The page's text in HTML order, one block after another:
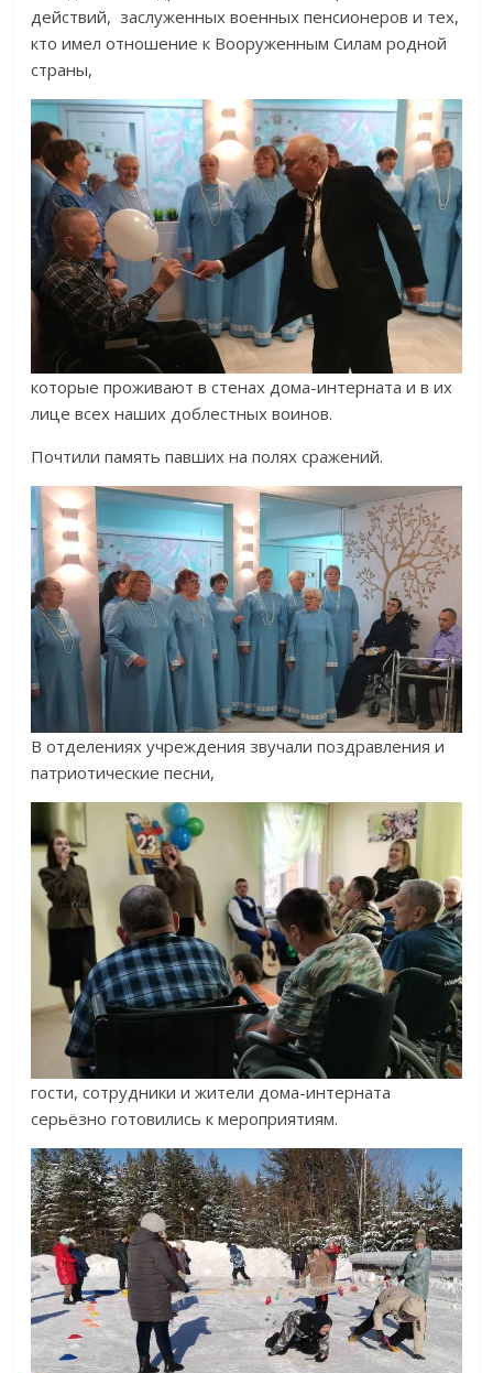
действий, заслуженных военных пенсионеров и тех,
кто имел отношение к Вооруженным Силам родной
страны,
которые проживают в стенах дома-интерната и в их
лице всех наших доблестных воинов.
Почтили память павших на полях сражений.
В отделениях учреждения звучали поздравления и
патриотические песни,
гости, сотрудники и жители дома-интерната
серьёзно готовились к мероприятиям.